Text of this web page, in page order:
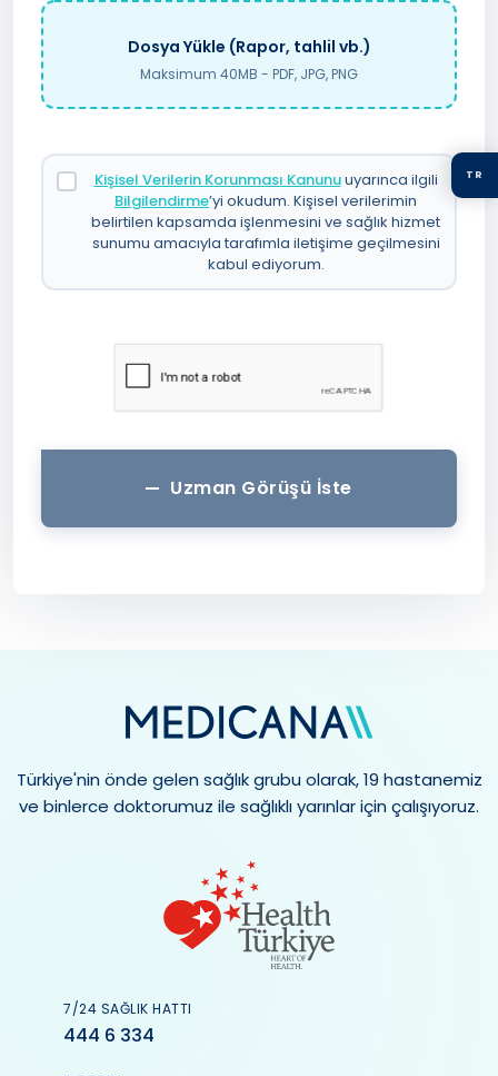
TR
Dosya Yükle (Rapor, tahlil vb.)
Maksimum 40MB - PDF, JPG, PNG
Kişisel Verilerin Korunması Kanunuuyarınca ilgili
Bilgilendirme’yi okudum. Kişisel verilerimin
belirtilen kapsamda işlenmesini ve sağlık hizmet
sunumu amacıyla tarafımla iletişime geçilmesini
kabul ediyorum.
Uzman Görüşü İste
Türkiye'nin önde gelen sağlık grubu olarak, 19 hastanemiz
ve binlerce doktorumuz ile sağlıklı yarınlar için çalışıyoruz.
7/24 SAĞLIK HATTI
444 6 334